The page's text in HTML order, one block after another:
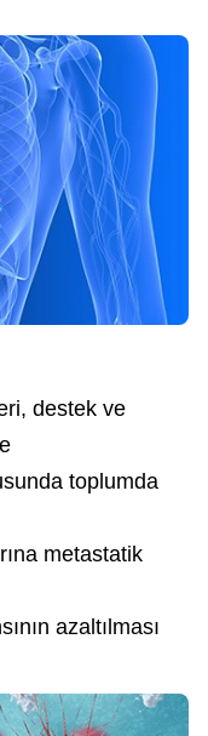
destek ve
toplumda
metastatik
azaltılması